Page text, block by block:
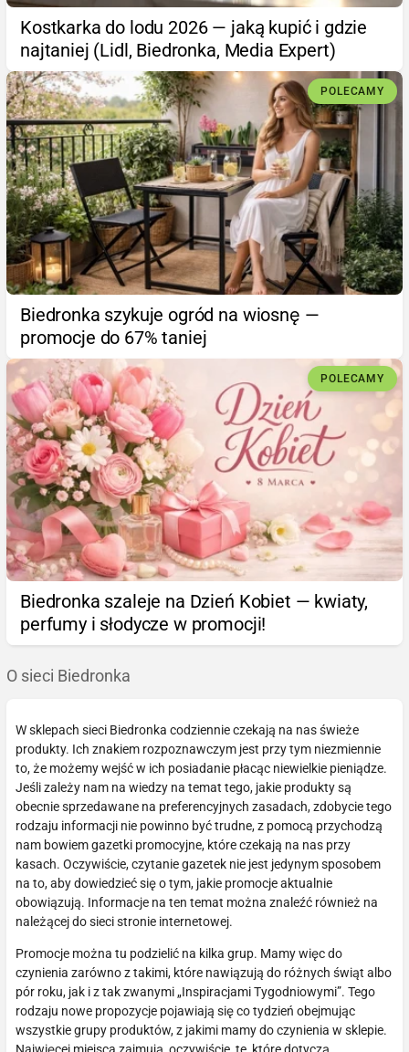
Kostkarka do lodu 2026 — jaką kupić i gdzie
najtaniej (Lidl, Biedronka, Media Expert)
POLECAMY
Biedronka szykuje ogród na wiosnę —
promocje do 67% taniej
POLECAMY
Biedronka szaleje na Dzień Kobiet — kwiaty,
perfumy i słodycze w promocji!
O sieci Biedronka
W sklepach sieci Biedronka codziennie czekają na nas świeże
produkty. Ich znakiem rozpoznawczym jest przy tym niezmiennie
to, że możemy wejść w ich posiadanie płacąc niewielkie pieniądze.
Jeśli zależy nam na wiedzy na temat tego, jakie produkty są
obecnie sprzedawane na preferencyjnych zasadach, zdobycie tego
rodzaju informacji nie powinno być trudne, z pomocą przychodzą
nam bowiem gazetki promocyjne, które czekają na nas przy
kasach. Oczywiście, czytanie gazetek nie jest jedynym sposobem
na to, aby dowiedzieć się o tym, jakie promocje aktualnie
obowiązują. Informacje na ten temat można znaleźć również na
należącej do sieci stronie internetowej.
Promocje można tu podzielić na kilka grup. Mamy więc do
czynienia zarówno z takimi, które nawiązują do różnych świąt albo
pór roku, jak i z tak zwanymi „Inspiracjami Tygodniowymi”. Tego
rodzaju nowe propozycje pojawiają się co tydzień obejmując
wszystkie grupy produktów, z jakimi mamy do czynienia w sklepie.
Najwięcej miejsca zajmują, oczywiście, te, które dotyczą